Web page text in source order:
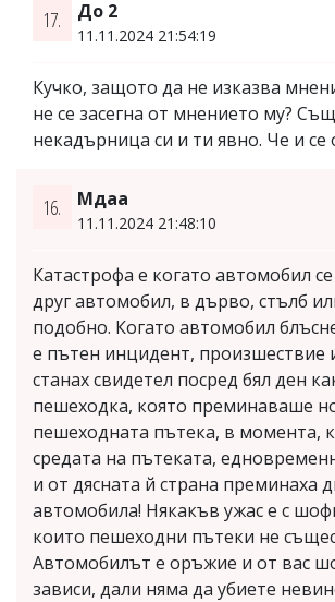
17. До 2
11.11.2024 21:54:19
Кучко, защото да не изказва
не се засегна от мнението му?
некадърница си и ти явно. Че и се
16. Мдаа
11.11.2024 21:48:10
Катастрофа е когато автомобил се
друг автомобил, в дърво, стълб
подобно. Когато автомобил
е пътен инцидент, произшествие
станах свидетел посред бял ден
пешеходка, която преминаваше
пешеходната пътека, в момента,
средата на пътеката,
и от дясната й страна преминаха
автомобила! Някакъв ужас е с
които пешеходни пътеки не
Автомобилът е оръжие и от вас
зависи, дали няма да убиете